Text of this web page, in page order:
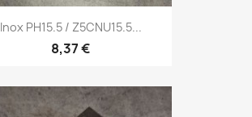
Inox PH15.5 / Z5CNU15.5...
8,37 €